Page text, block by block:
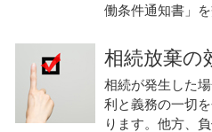
働条件通知書」
相続放棄の
相続が発生した
利と義務の一切
ります。他方、